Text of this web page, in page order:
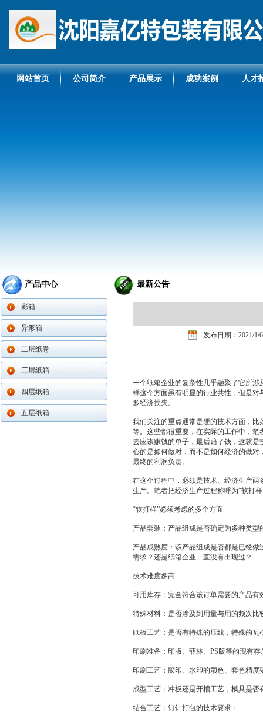
网站首页 公司简介 产品展示 成功案例 人才
产品中心
彩箱
异形箱
二层纸卷
三层纸箱
四层纸箱
五层纸箱
最新公告
发布日期：2021/1/6
一个纸箱企业的复杂性几乎融聚了它所
样这个方面虽有明显的行业共性，但是
多经济损失。
我们关注的重点通常是硬的技术方面，
等。这些都很重要，在实际的工作中，
去应该赚钱的单子，最后赔了钱，这就
心的是如何做对，而不是如何经济的做
最终的利润负责。
在这个过程中，必须是技术、经济生产
生产。笔者把经济生产过程称呼为“软打
“软打样”必须考虑的多个方面
产品套装：产品组成是否确定为多种类型
产品成熟度：该产品组成是否都是已经
需求？还是纸箱企业一直没有出现过？
技术难度多高
可用库存：完全符合该订单需要的产品
特殊材料：是否涉及到用量与用的频次
纸板工艺：是否有特殊的压线，特殊的
印刷准备：印版、菲林、PS版等的现有
印刷工艺：胶印、水印的颜色、套色精度
成型工艺：冲板还是开槽工艺，模具是
结合工艺：钉针打包的技术要求：